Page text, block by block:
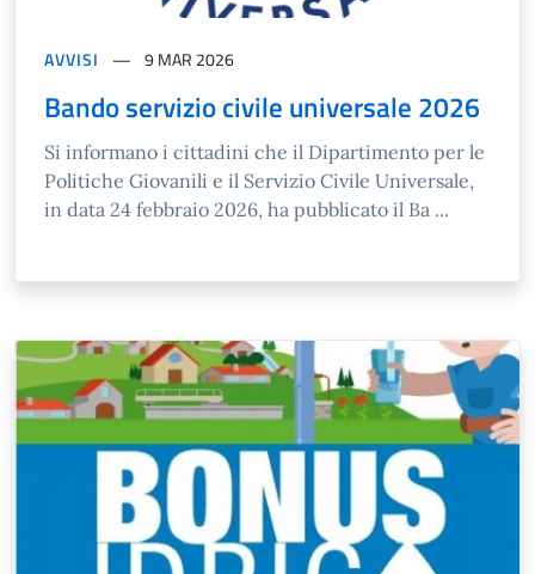
AVVISI 9 MAR 2026
Bando servizio civile universale 2026
Si informano i cittadini che il Dipartimento per le
Politiche Giovanili e il Servizio Civile Universale,
in data 24 febbraio 2026, ha pubblicato il Ba ...